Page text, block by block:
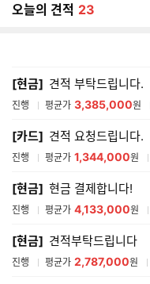
오늘의 견적 23
견
적
스
트
[현금] 견적 부탁드립니다.
진행 평균가 3,385,000원
[카드] 견적 요청드립니다.
진행 평균가 1,344,000원
[현금] 현금 결제합니다!
진행 평균가 4,133,000원
[현금] 견적부탁드립니다
진행 평균가 2,787,000원